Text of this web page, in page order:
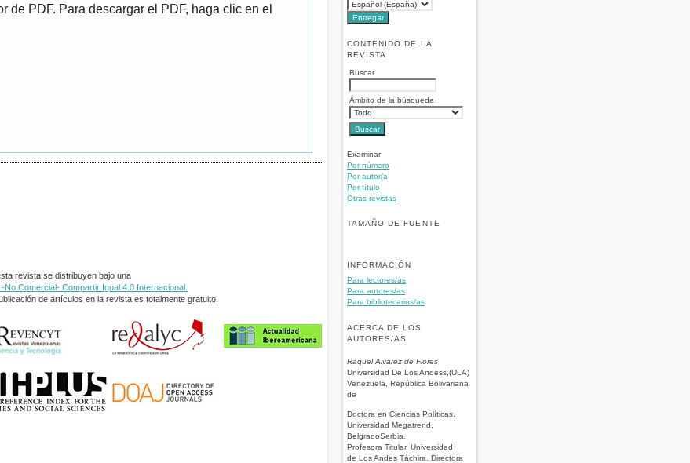
CONTENIDO DE LA
REVISTA
Buscar
Ámbito de la búsqueda
Examinar
Por número
Por autor/a
Por título
Otras revistas
TAMAÑO DE FUENTE
INFORMACIÓN
Para lectores/as
Para autores/as
Para bibliotecarios/as
ACERCA DE LOS
AUTORES/AS
Raquel Alvarez de Flores
Universidad De Los Andess,(ULA)
Venezuela, República Bolivariana
de
Doctora en Ciencias Políticas,
Universidad Megatrend,
BelgradoSerbia.
Profesora Titular, Universidad
de Los Andes Táchira. Directora
de PDF. Para descargar el PDF, haga clic en el
revista se distribuyen bajo una
Comercial- Compartir Igual 4.0 Internacional.
de artículos en la revista es totalmente gratuito.